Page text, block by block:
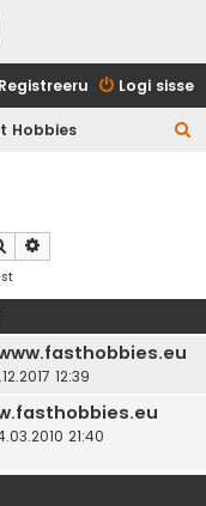
Logi sisse
Registreeru
Hobbies
Otsi
12:39
21:40